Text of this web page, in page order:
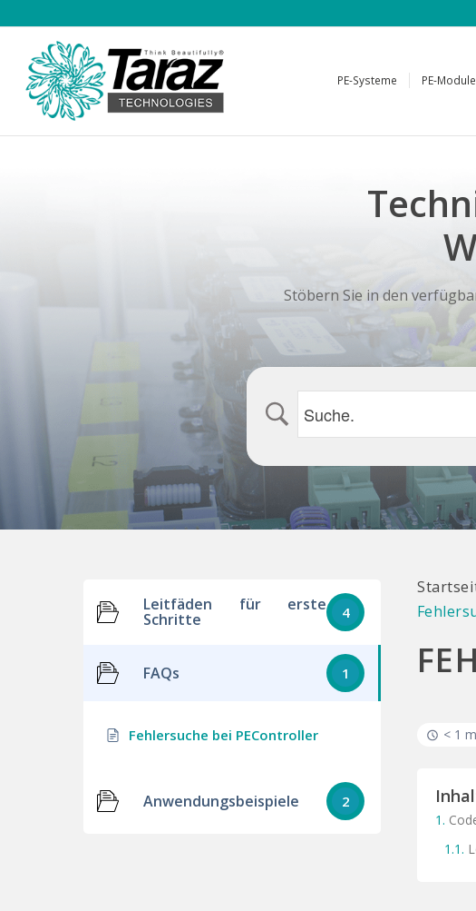
PE-Systeme PE-Module
Stöbern Sie in den
Leitfäden für erste
Schritte 4
FAQs 1
Fehlersuche bei PEController
Anwendungsbeispiele 2
< 1